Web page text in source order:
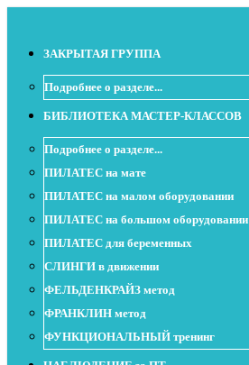
ЗАКРЫТАЯ ГРУППА
Подробнее о разделе...
БИБЛИОТЕКА МАСТЕР-КЛАССОВ
Подробнее о разделе...
ПИЛАТЕС на мате
ПИЛАТЕС на малом оборудовании
ПИЛАТЕС на большом оборудовании
ПИЛАТЕС для беременных
СЛИНГИ в движении
ФЕЛЬДЕНКРАЙЗ метод
ФРАНКЛИН метод
ФУНКЦИОНАЛЬНЫЙ тренинг